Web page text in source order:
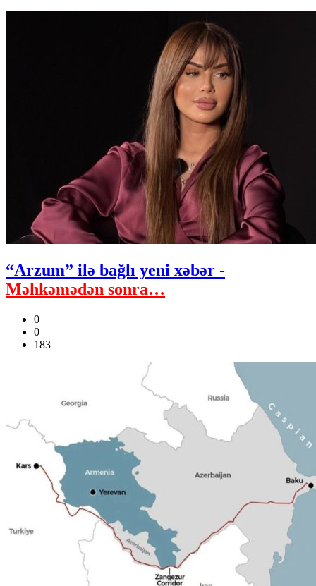
“Arzum” ilə bağlı yeni xəbər -
Məhkəmədən sonra…
0
0
183